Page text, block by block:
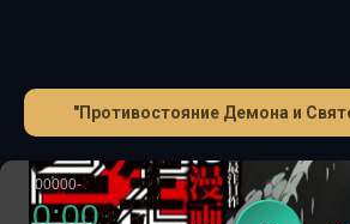
"Противостояние Демона и
00000-
0:00